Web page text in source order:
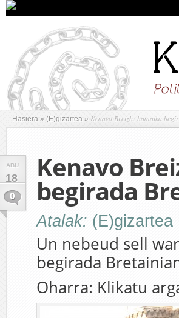
Hasiera » (E)gizartea » Kenavo Breizh: hamaika
ABU
18
0
Kenavo
begirada
Atalak: (E)gizartea
Un nebeud sell
begirada
Oharra: Klikatu